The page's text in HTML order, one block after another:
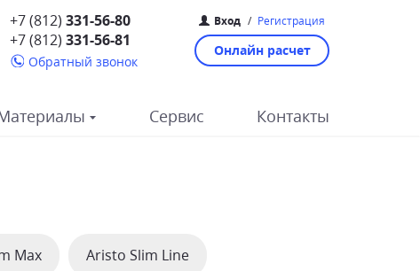
+7 (812) 331-56-80
+7 (812) 331-56-81
Обратный звонок
Онлайн расчет
Вход / Регистрация
Сервис Контакты
Max Aristo Slim Line